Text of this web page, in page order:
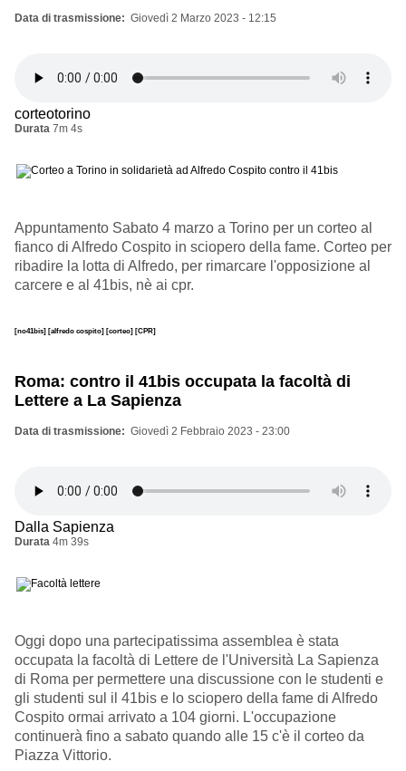
Data di trasmissione Giovedì 2 Marzo 2023 - 12:15
corteotorino
Durata 7m 4s
Appuntamento Sabato 4 marzo a Torino per un corteo al
fianco di Alfredo Cospito in sciopero della fame. Corteo per
ribadire la lotta di Alfredo, per rimarcare l'opposizione al
carcere e al 41bis, nè ai cpr.
[no41bis] [alfredo cospito] [corteo] [CPR]
Roma: contro il 41bis occupata la facoltà di
Lettere a La Sapienza
Data di trasmissione Giovedì 2 Febbraio 2023 - 23:00
Dalla Sapienza
Durata 4m 39s
Oggi dopo una partecipatissima assemblea è stata
occupata la facoltà di Lettere de l'Università La Sapienza
di Roma per permettere una discussione con le studenti e
gli studenti sul il 41bis e lo sciopero della fame di Alfredo
Cospito ormai arrivato a 104 giorni. L'occupazione
continuerà fino a sabato quando alle 15 c'è il corteo da
Piazza Vittorio.